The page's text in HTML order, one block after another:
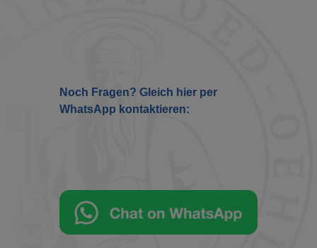
Noch Fragen? Gleich hier per
WhatsApp kontaktieren: